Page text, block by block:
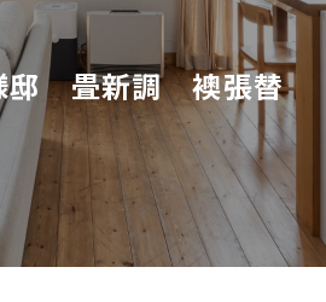
邸 畳新調 襖張替